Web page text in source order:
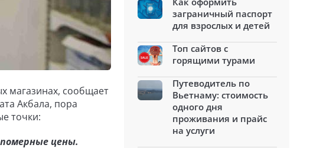
магазинах, сообщает
Акбала, пора
точки:
цены.
заграничный паспорт
для взрослых и детей
Топ сайтов с
горящими турами
Путеводитель по
Вьетнаму: стоимость
одного дня
проживания и прайс
на услуги